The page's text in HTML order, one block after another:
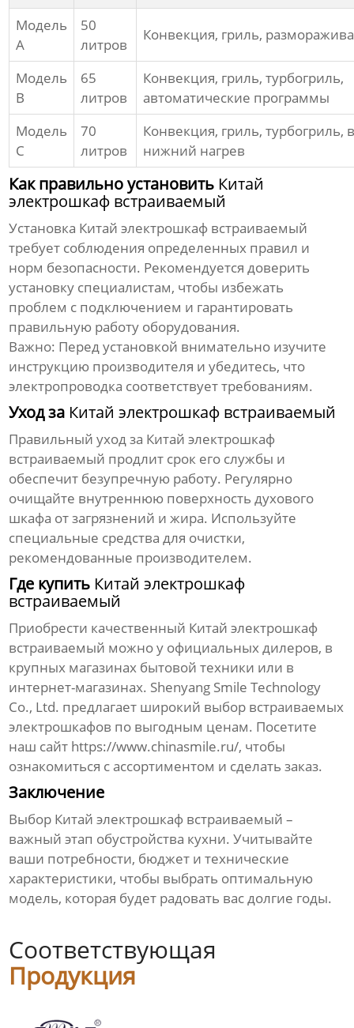
Модель
A
50
литров
Конвекция, гриль,
Модель
B
65
литров
Конвекция, гриль, турбогриль,
автоматические программы
Модель
C
70
литров
Конвекция, гриль, турбогриль,
нижний нагрев
Как правильно установить Китай
электрошкаф встраиваемый
Установка Китай электрошкаф встраиваемый
требует соблюдения определенных правил и
норм безопасности. Рекомендуется доверить
установку специалистам, чтобы избежать
проблем с подключением и гарантировать
правильную работу оборудования.
Важно: Перед установкой внимательно изучите
инструкцию производителя и убедитесь, что
электропроводка соответствует требованиям.
Уход за Китай электрошкаф встраиваемый
Правильный уход за Китай электрошкаф
встраиваемый продлит срок его службы и
обеспечит безупречную работу. Регулярно
очищайте внутреннюю поверхность духового
шкафа от загрязнений и жира. Используйте
специальные средства для очистки,
рекомендованные производителем.
Где купить Китай электрошкаф
встраиваемый
Приобрести качественный Китай электрошкаф
встраиваемый можно у официальных дилеров, в
крупных магазинах бытовой техники или в
интернет-магазинах. Shenyang Smile Technology
Co., Ltd. предлагает широкий выбор встраиваемых
электрошкафов по выгодным ценам. Посетите
наш сайт https://www.chinasmile.ru/, чтобы
ознакомиться с ассортиментом и сделать заказ.
Заключение
Выбор Китай электрошкаф встраиваемый –
важный этап обустройства кухни. Учитывайте
ваши потребности, бюджет и технические
характеристики, чтобы выбрать оптимальную
модель, которая будет радовать вас долгие годы.
Соответствующая
Продукция